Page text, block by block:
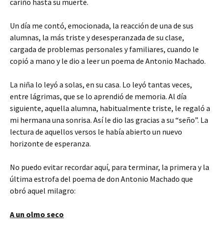
cariño hasta su muerte.
Un día me contó, emocionada, la reacción de una de sus
alumnas, la más triste y desesperanzada de su clase,
cargada de problemas personales y familiares, cuando le
copió a mano y le dio a leer un poema de Antonio Machado.
La niña lo leyó a solas, en su casa. Lo leyó tantas veces,
entre lágrimas, que se lo aprendió de memoria. Al día
siguiente, aquella alumna, habitualmente triste, le regaló a
mi hermana una sonrisa. Así le dio las gracias a su “seño”. La
lectura de aquellos versos le había abierto un nuevo
horizonte de esperanza.
No puedo evitar recordar aquí, para terminar, la primera y la
última estrofa del poema de don Antonio Machado que
obró aquel milagro:
A un olmo seco